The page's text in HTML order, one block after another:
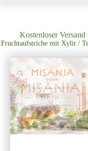
Kostenloser
Fruchtaufstriche mit Xylit /